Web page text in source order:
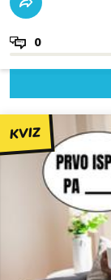
0
KVIZ